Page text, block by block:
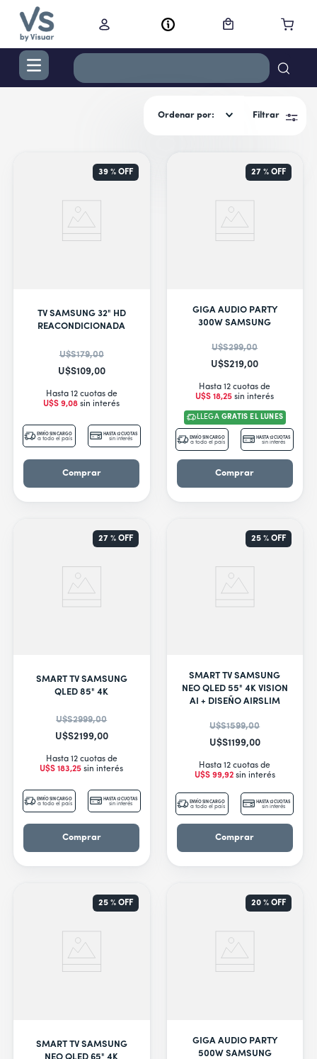
Ordenar por Filtrar
TV SAMSUNG 32" HD
REACONDICIONADA
U$S179,00
U$S109,00
Hasta 12 cuotas de
U$S 9,08 sin interés
39 %OFF
ENVÍO SIN CARGO
a todo el país
HASTA 12 CUOTAS
sin interés
Comprar
GIGA AUDIO PARTY
300W SAMSUNG
U$S299,00
U$S219,00
Hasta 12 cuotas de
U$S 18,25 sin interés
27 % OFF
LLEGA GRATIS EL LUNES
ENVÍO SIN CARGO
a todo el país
HASTA 12 CUOTAS
sin interés
Comprar
SMART TV SAMSUNG
QLED 85" 4K
U$S2999,00
U$S2199,00
Hasta 12 cuotas de
U$S 183,25 sin interés
27 %OFF
ENVÍO SIN CARGO
a todo el país
HASTA 12 CUOTAS
sin interés
Comprar
SMART TV SAMSUNG
NEO QLED 55" 4K VISION
AI + DISEÑO AIRSLIM
U$S1599,00
U$S1199,00
Hasta 12 cuotas de
U$S 99,92sin interés
25 % OFF
ENVÍO SIN CARGO
a todo el país
HASTA 12 CUOTAS
sin interés
Comprar
SMART TV SAMSUNG
25 %OFF
GIGA AUDIO PARTY
500W SAMSUNG
20 % OFF
cocina
secador
cortacabello
9.
secarropas